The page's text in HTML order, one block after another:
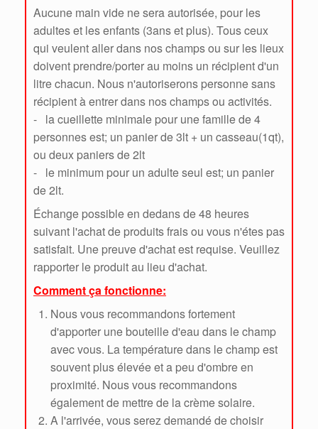
Aucune main vide ne sera autorisée, pour les
adultes et les enfants (3ans et plus). Tous ceux
qui veulent aller dans nos champs ou sur les lieux
doivent prendre/porter au moins un récipient d'un
litre chacun. Nous n'autoriserons personne sans
récipient à entrer dans nos champs ou activités.
- la cueillette minimale pour une famille de 4
personnes est; un panier de 3lt + un casseau(1qt),
ou deux paniers de 2lt
- le minimum pour un adulte seul est; un panier
de 2lt.
Échange possible en dedans de 48 heures
suivant l'achat de produits frais ou vous n'étes pas
satisfait. Une preuve d'achat est requise. Veuillez
rapporter le produit au lieu d'achat.
Comment ça fonctionne:
Nous vous recommandons fortement
d'apporter une bouteille d'eau dans le champ
avec vous. La température dans le champ est
souvent plus élevée et a peu d'ombre en
proximité. Nous vous recommandons
également de mettre de la crème solaire.
A l'arrivée, vous serez demandé de choisir